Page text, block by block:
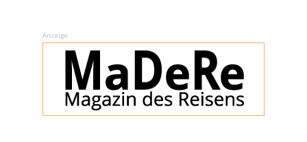
Anzeige